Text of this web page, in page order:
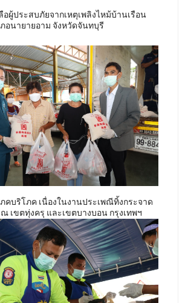
ผู้ประสบภัยจากเหตุเพลิงไหม้บ้านเรือน
อนายายอาม จังหวัดจันทบุรี
คบริโภค เนื่องในงานประเพณีทิ้งกระจาด
เขตทุ่งครุ และเขตบางบอน กรุงเทพฯ